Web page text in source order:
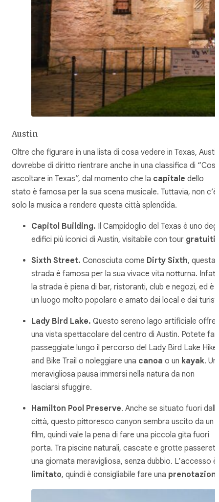
Austin
Oltre che figurare in una lista di cosa vedere in Texas,
dovrebbe di diritto rientrare anche in una classifica di
ascoltare in Texas”, dal momento che la capitale dello
stato è famosa per la sua scena musicale. Tuttavia, non c’è
solo la musica a rendere questa città splendida.
Capitol Building. Il Campidoglio del Texas è uno
edifici più iconici di Austin, visitabile con tour gratuiti
Sixth Street. Conosciuta come Dirty Sixth, questa
strada è famosa per la sua vivace vita notturna.
la strada è piena di bar, ristoranti, club e negozi, ed è
un luogo molto popolare e amato dai local e dai
Lady Bird Lake. Questo sereno lago artificiale offre
una vista spettacolare del centro di Austin. Potete
passeggiate lungo il percorso del Lady Bird Lake Hike
and Bike Trail o noleggiare una canoa o un kayak.
meravigliosa pausa immersi nella natura da non
lasciarsi sfuggire.
Hamilton Pool Preserve. Anche se situato fuori
città, questo pittoresco canyon sembra uscito da un
film, quindi vale la pena di fare una piccola gita fuori
porta. Tra piscine naturali, cascate e grotte
una giornata meravigliosa, senza dubbio. L’accesso è
limitato, quindi è consigliabile fare una